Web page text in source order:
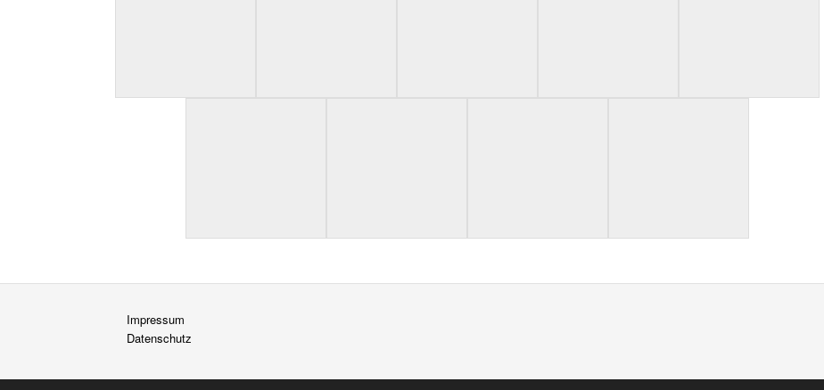
Impressum
Datenschutz